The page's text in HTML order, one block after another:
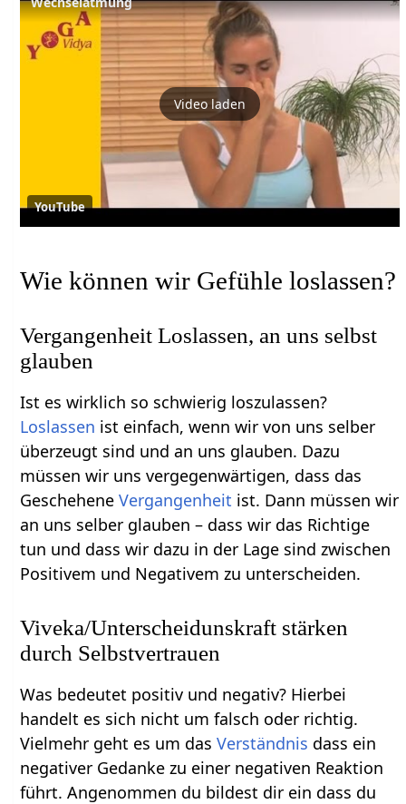
Video laden
YouTube
Wie können wir Gefühle loslassen?
Vergangenheit Loslassen, an uns selbst
glauben
Ist es wirklich so schwierig loszulassen?
Loslassen ist einfach, wenn wir von uns selber
überzeugt sind und an uns glauben. Dazu
müssen wir uns vergegenwärtigen, dass das
GescheheneVergangenheit ist. Dann müssen wir
an uns selber glauben – dass wir das Richtige
tun und dass wir dazu in der Lage sind zwischen
Positivem und Negativem zu unterscheiden.
Viveka/Unterscheidunskraft stärken
durch Selbstvertrauen
Was bedeutet positiv und negativ? Hierbei
handelt es sich nicht um falsch oder richtig.
Vielmehr geht es um dasVerständnis dass ein
negativer Gedanke zu einer negativen Reaktion
führt. Angenommen du bildest dir ein dass du